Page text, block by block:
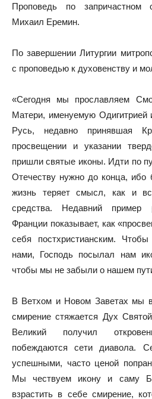
Проповедь по запричастном
Михаил Еремин.
По завершении Литургии
с проповедью к духовенству и
«Сегодня мы прославляем
Матери, именуемую Одигитрией
Русь, недавно принявшая
просвещении и указании
пришли святые иконы. Идти по
Отечеству нужно до конца, ибо
жизнь теряет смысл, как и
средства. Недавний пример
Франции показывает, как
себя постхристианским.
нами, Господь посылал нам
чтобы мы не забыли о нашем
В Ветхом и Новом Заветах мы
смирение стяжается Дух
Великий получил
побеждаются сети диавола.
успешными, часто ценой
Мы чествуем икону и саму
взрастить в себе смирение,